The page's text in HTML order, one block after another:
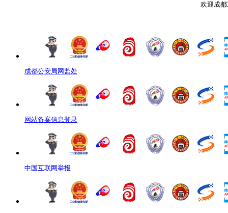
欢迎成
成都公安局网监处
网站备案信息登录
中国互联网举报